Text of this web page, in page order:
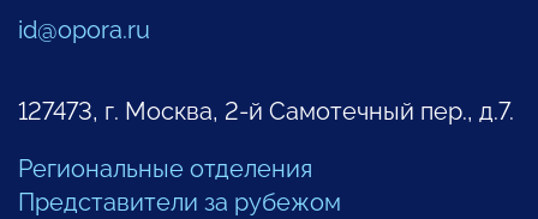
id@opora.ru
127473, г. Москва, 2-й Самотечный пер., д.7.
Региональные отделения
Представители за рубежом